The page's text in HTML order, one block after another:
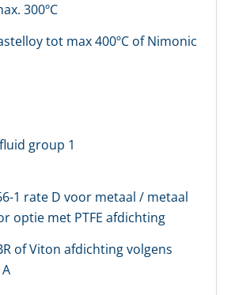
300ºC
tot max 400ºC of Nimonic
group 1
1 rate D voor metaal / metaal
optie met PTFE afdichting
of Viton afdichting volgens
bij ons?
persoonlijk account aan